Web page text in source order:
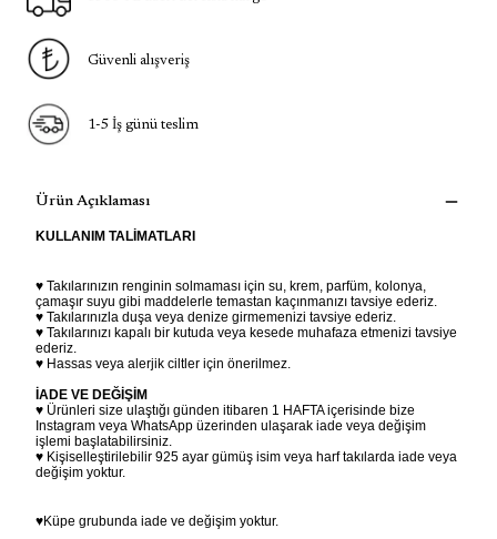
Güvenli alışveriş
1-5 İş günü teslim
Ürün Açıklaması
KULLANIM TALİMATLARI
♥ Takılarınızın renginin solmaması için su, krem, parfüm, kolonya,
çamaşır suyu gibi maddelerle temastan kaçınmanızı tavsiye ederiz.
♥ Takılarınızla duşa veya denize girmemenizi tavsiye ederiz.
♥ Takılarınızı kapalı bir kutuda veya kesede muhafaza etmenizi tavsiye
ederiz.
♥ Hassas veya alerjik ciltler için önerilmez.
İADE VE DEĞİŞİM
♥ Ürünleri size ulaştığı günden itibaren 1 HAFTA içerisinde bize
Instagram veya WhatsApp üzerinden ulaşarak iade veya değişim
işlemi başlatabilirsiniz.
♥ Kişiselleştirilebilir 925 ayar gümüş isim veya harf takılarda iade veya
değişim yoktur.
♥Küpe grubunda iade ve değişim yoktur.